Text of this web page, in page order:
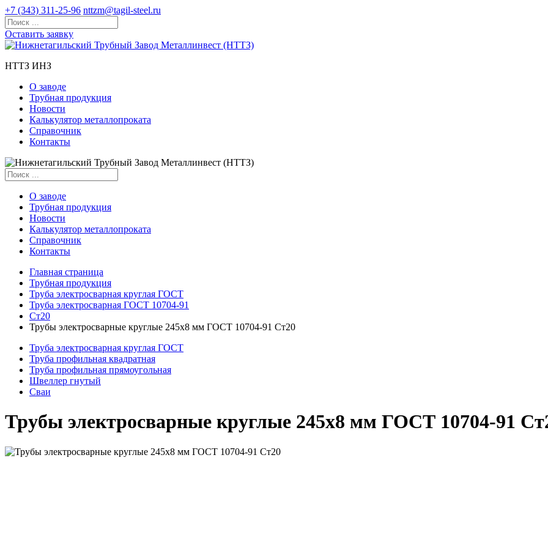
+7 (343) 311-25-96 nttzm@tagil-steel.ru
Оставить заявку
НТТЗ ИНЗ
О заводе
Трубная продукция
Новости
Калькулятор металлопроката
Справочник
Контакты
О заводе
Трубная продукция
Новости
Калькулятор металлопроката
Справочник
Контакты
Главная страница
Трубная продукция
Труба электросварная круглая ГОСТ
Труба электросварная ГОСТ 10704-91
Ст20
Трубы электросварные круглые 245x8 мм ГОСТ 10704-91 Ст20
Труба электросварная круглая ГОСТ
Труба профильная квадратная
Труба профильная прямоугольная
Швеллер гнутый
Сваи
Трубы электросварные круглые 245x8 мм ГОСТ 10704-91